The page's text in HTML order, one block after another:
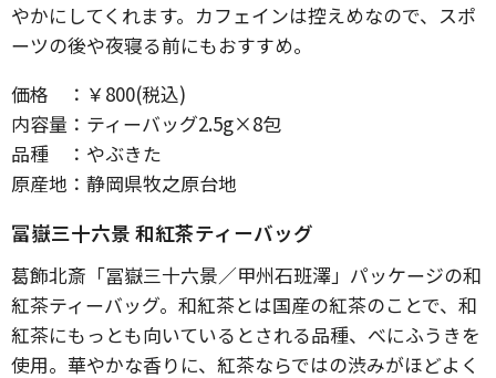
やかにしてくれます。カフェインは控えめなので、スポ
ーツの後や夜寝る前にもおすすめ。
価格 ：￥800(税込)
内容量：ティーバッグ2.5g×8包
品種 ：やぶきた
原産地：静岡県牧之原台地
冨嶽三十六景 和紅茶ティーバッグ
葛飾北斎「冨嶽三十六景／甲州石班澤」パッケージの和
紅茶ティーバッグ。和紅茶とは国産の紅茶のことで、和
紅茶にもっとも向いているとされる品種、べにふうきを
使用。華やかな香りに、紅茶ならではの渋みがほどよく